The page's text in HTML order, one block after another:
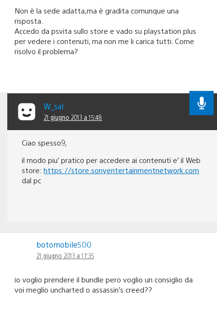
Non è la sede adatta,ma è gradita comunque una
risposta.
Accedo da psvita sullo store e vado su playstation plus
per vedere i contenuti, ma non me li carica tutti. Come
risolvo il problema?
W_sal
21 giugno 2013 a 15:48
Ciao spesso9,
il modo piu’ pratico per accedere ai contenuti e’ il Web
store: https://store.sonyentertainmentnetwork.com
dal pc
botomobile500
21 giugno 2013 a 17:35
io voglio prendere il bundle pero voglio un consiglio da
voi meglio uncharted o assassin’s creed??